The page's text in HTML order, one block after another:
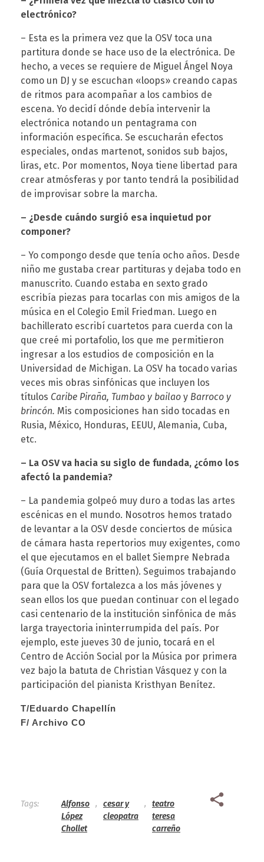
T
e
r
e
s
a
C
a
r
r
e
ñ
o
d
e
C
a
r
a
c
a
s
electrónico?
– Esta es la primera vez que la OSV toca una
partitura donde se hace uso de la electrónica. De
hecho, a veces se requiere de Miguel Ángel Noya
como un DJ y se escuchan «loops» creando capas
de ritmos para acompañar a los cambios de
escena. Yo decidí dónde debía intervenir la
electrónica notando un pentagrama con
información específica. Se escucharán efectos
especiales, ondas martenot, sonidos sub bajos,
liras, etc. Por momentos, Noya tiene libertad para
crear atmósferas y por tanto tendrá la posibilidad
de improvisar sobre la marcha.
– ¿Desde cuándo surgió esa inquietud por
componer?
– Yo compongo desde que tenía ocho años. Desde
niño me gustaba crear partituras y dejaba todo en
manuscrito. Cuando estaba en sexto grado
escribía piezas para tocarlas con mis amigos de la
música en el Colegio Emil Friedman. Luego en
bachillerato escribí cuartetos para cuerda con la
que creé mi portafolio, los que me permitieron
ingresar a los estudios de composición en la
Universidad de Michigan. La OSV ha tocado varias
veces mis obras sinfónicas que incluyen los
títulos Caribe Piraña, Tumbao y bailao y Barroco y
brincón. Mis composiciones han sido tocadas en
Rusia, México, Honduras, EEUU, Alemania, Cuba,
etc.
– La OSV va hacia su siglo de fundada, ¿cómo los
afectó la pandemia?
– La pandemia golpeó muy duro a todas las artes
escénicas en el mundo. Nosotros hemos tratado
de levantar a la OSV desde conciertos de música
de cámara hasta repertorios muy exigentes, como
el que ejecutamos en el ballet Siempre Nebrada
(Guía Orquestal de Britten). Seguimos trabajando
para que la OSV fortalezca a los más jóvenes y
sean ellos los que puedan continuar con el legado
casi centenario de la institución sinfónica de más
larga trayectoria ininterrumpida del país. Por
ejemplo, este jueves 30 de junio, tocará en el
Centro de Acción Social por la Música por primera
vez bajo la batuta de Christian Vásquez y con la
participación del pianista Kristhyan Benítez.
T/Eduardo Chapellín
F/ Archivo CO
Tags:
Alfonso
López
Chollet
,
cesar y
cleopatra
,
teatro
teresa
carreño